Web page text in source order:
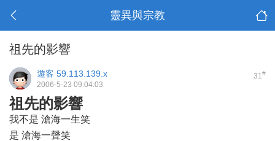
靈異與宗教
祖先的影響
31#
遊客 59.113.139.x
2006-5-23 09:04:03
祖先的影響
我不是 滄海一生笑
是 滄海一聲笑